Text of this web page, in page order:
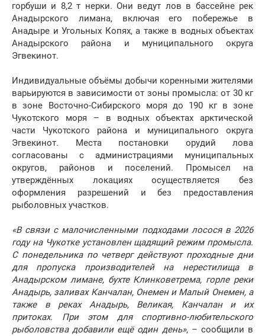
горбуши и 8,2 т нерки. Они ведут лов в бассейне рек
Анадырского лимана, включая его побережье в
Анадыре и Угольных Копях, а также в водных объектах
Анадырского района и муниципального округа
Эгвекинот.
Индивидуальные объёмы добычи коренными жителями
варьируются в зависимости от зоны промысла: от 30 кг
в зоне Восточно-Сибирского моря до 190 кг в зоне
Чукотского моря – в водных объектах арктической
части Чукотского района и муниципального округа
Эгвекинот. Места постановки орудий лова
согласованы с администрациями муниципальных
округов, районов и поселений. Промысел на
утверждённых локациях осуществляется без
оформления разрешений и без предоставления
рыболовных участков.
«В связи с малочисленными подходами лосося в 2026
году на Чукотке установлен щадящий режим промысла.
С понедельника по четверг действуют проходные дни
для пропуска производителей на нерестилища в
Анадырском лимане, бухте Клинковетрема, горле реки
Анадырь, заливах Канчалан, Онемен и Малый Онемен, а
также в реках Анадырь, Великая, Канчалан и их
притоках. При этом для спортивно-любительского
рыболовства добавили ещё один день», – сообщили в